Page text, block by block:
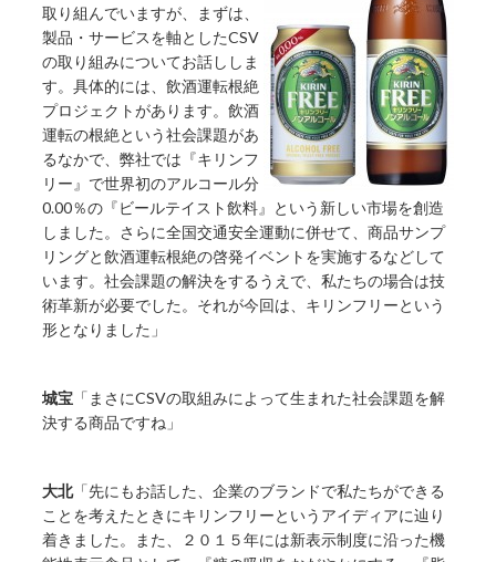
取り組んでいますが、まずは、
製品・サービスを軸としたCSV
の取り組みについてお話ししま
す。具体的には、飲酒運転根絶
プロジェクトがあります。飲酒
運転の根絶という社会課題があ
るなかで、弊社では『キリンフ
リー』で世界初のアルコール分
0.00％の『ビールテイスト飲料』という新しい市場を創造
しました。さらに全国交通安全運動に併せて、商品サンプ
リングと飲酒運転根絶の啓発イベントを実施するなどして
います。社会課題の解決をするうえで、私たちの場合は技
術革新が必要でした。それが今回は、キリンフリーという
形となりました」
城宝 「まさにCSVの取組みによって生まれた社会課題を解
決する商品ですね」
大北「先にもお話した、企業のブランドで私たちができる
ことを考えたときにキリンフリーというアイディアに辿り
着きました。また、２０１５年には新表示制度に沿った機